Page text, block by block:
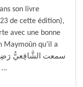
son livre
de cette édition),
avec une bonne
Maymoûn qu’il a
حَنِيفَةَ وَأَجِيءُ إِلى قَبْرِهِ في كُلِّ يَوْمٍ فَإِذَا …